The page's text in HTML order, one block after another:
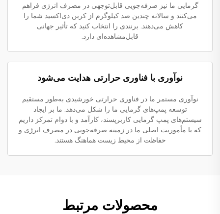
گرمایی ما نیز صرفه‌جویی قابل‌توجهی در مصرف انرژی فراهم
می‌کنند و سالانه چندین صد کیلوگرم از کربن دی‌اکسید شما را
کاهش می‌دهند. برنندی را انتخاب کنید که تأثیر جهانی
قابل‌مشاهده‌ای دارد.
نوآوری با فناوری حرارتی هدایت می‌شود
نوآوری مستمر ما در فناوری حرارتی خورشیدی به‌طور مستقیم
توسعه پمپ‌های گرمایی ما را شکل می‌دهد. ما بر ایجاد
سیستم‌های پمپ گرمایی کاربرپسند، کارآمد و با دوام تمرکز داریم
که با مأموریت اصلی ما در زمینه صرفه‌جویی در مصرف انرژی و
حفاظت از محیط زیست هماهنگ هستند.
محصولات مرتبط